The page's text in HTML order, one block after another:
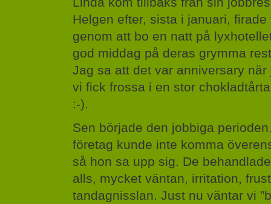
Helgen efter, sista i januari,
genom att bo en natt på
god middag på deras grymma
Jag sa att det var anniversary
vi fick frossa i en stor
:-).
Sen började den jobbiga
företag kunde inte komma
så hon sa upp sig. De
alls, mycket väntan, irritation,
tandagnisslan. Just nu väntar vi